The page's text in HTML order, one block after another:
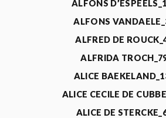
ALFONS
ALFONS
ALFRED DE
ALFRIDA
ALICE
ALICE CECILE DE
ALICE DE